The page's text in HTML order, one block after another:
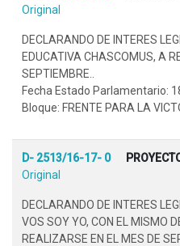
Original
DECLARANDO DE INTERES
EDUCATIVA CHASCOMUS, A
SEPTIEMBRE..
Fecha Estado Parlamentario:
Bloque: FRENTE PARA LA
D- 2513/16-17- 0
Original
DECLARANDO DE INTERES
VOS SOY YO, CON EL MISMO
REALIZARSE EN EL MES DE